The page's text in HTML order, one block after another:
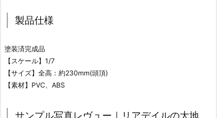
製品仕様
塗装済完成品
【スケール】1/7
【サイズ】全高：約230mm(頭頂)
【素材】PVC、ABS
サンプル写真レヴュー｜リアデイルの大地